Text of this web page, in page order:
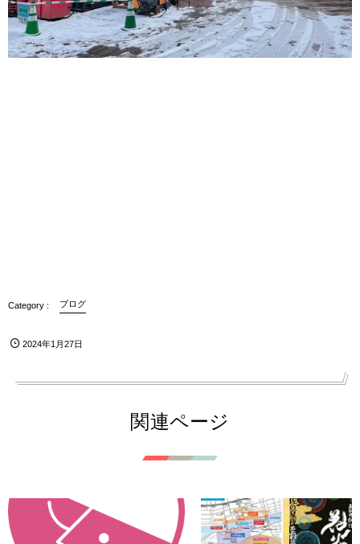
ブログ
2024年1月27日
関連ページ